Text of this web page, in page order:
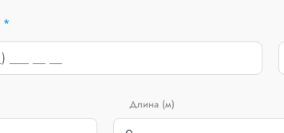
*
Длина (м)